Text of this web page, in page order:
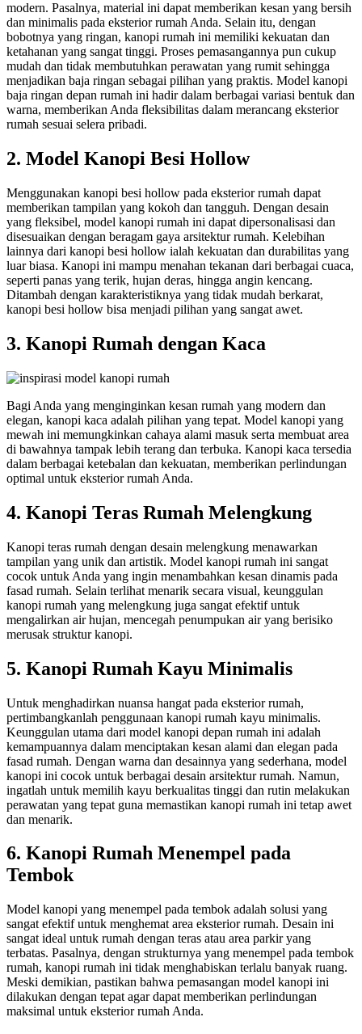
modern. Pasalnya, material ini dapat memberikan kesan yang bersih
dan minimalis pada eksterior rumah Anda. Selain itu, dengan
bobotnya yang ringan, kanopi rumah ini memiliki kekuatan dan
ketahanan yang sangat tinggi. Proses pemasangannya pun cukup
mudah dan tidak membutuhkan perawatan yang rumit sehingga
menjadikan baja ringan sebagai pilihan yang praktis. Model kanopi
baja ringan depan rumah ini hadir dalam berbagai variasi bentuk dan
warna, memberikan Anda fleksibilitas dalam merancang eksterior
rumah sesuai selera pribadi.
2. Model Kanopi Besi Hollow
Menggunakan kanopi besi hollow pada eksterior rumah dapat
memberikan tampilan yang kokoh dan tangguh. Dengan desain
yang fleksibel, model kanopi rumah ini dapat dipersonalisasi dan
disesuaikan dengan beragam gaya arsitektur rumah. Kelebihan
lainnya dari kanopi besi hollow ialah kekuatan dan durabilitas yang
luar biasa. Kanopi ini mampu menahan tekanan dari berbagai cuaca,
seperti panas yang terik, hujan deras, hingga angin kencang.
Ditambah dengan karakteristiknya yang tidak mudah berkarat,
kanopi besi hollow bisa menjadi pilihan yang sangat awet.
3. Kanopi Rumah dengan Kaca
Bagi Anda yang menginginkan kesan rumah yang modern dan
elegan, kanopi kaca adalah pilihan yang tepat. Model kanopi yang
mewah ini memungkinkan cahaya alami masuk serta membuat area
di bawahnya tampak lebih terang dan terbuka. Kanopi kaca tersedia
dalam berbagai ketebalan dan kekuatan, memberikan perlindungan
optimal untuk eksterior rumah Anda.
4. Kanopi Teras Rumah Melengkung
Kanopi teras rumah dengan desain melengkung menawarkan
tampilan yang unik dan artistik. Model kanopi rumah ini sangat
cocok untuk Anda yang ingin menambahkan kesan dinamis pada
fasad rumah. Selain terlihat menarik secara visual, keunggulan
kanopi rumah yang melengkung juga sangat efektif untuk
mengalirkan air hujan, mencegah penumpukan air yang berisiko
merusak struktur kanopi.
5. Kanopi Rumah Kayu Minimalis
Untuk menghadirkan nuansa hangat pada eksterior rumah,
pertimbangkanlah penggunaan kanopi rumah kayu minimalis.
Keunggulan utama dari model kanopi depan rumah ini adalah
kemampuannya dalam menciptakan kesan alami dan elegan pada
fasad rumah. Dengan warna dan desainnya yang sederhana, model
kanopi ini cocok untuk berbagai desain arsitektur rumah. Namun,
ingatlah untuk memilih kayu berkualitas tinggi dan rutin melakukan
perawatan yang tepat guna memastikan kanopi rumah ini tetap awet
dan menarik.
6. Kanopi Rumah Menempel pada
Tembok
Model kanopi yang menempel pada tembok adalah solusi yang
sangat efektif untuk menghemat area eksterior rumah. Desain ini
sangat ideal untuk rumah dengan teras atau area parkir yang
terbatas. Pasalnya, dengan strukturnya yang menempel pada tembok
rumah, kanopi rumah ini tidak menghabiskan terlalu banyak ruang.
Meski demikian, pastikan bahwa pemasangan model kanopi ini
dilakukan dengan tepat agar dapat memberikan perlindungan
maksimal untuk eksterior rumah Anda.